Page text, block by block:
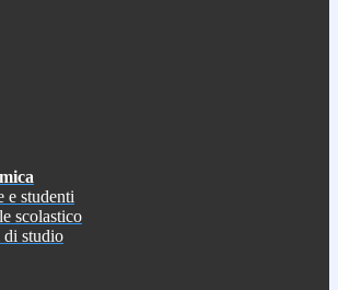
e studenti
scolastico
di studio